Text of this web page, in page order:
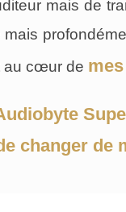
mais de
au cœur de
changer de